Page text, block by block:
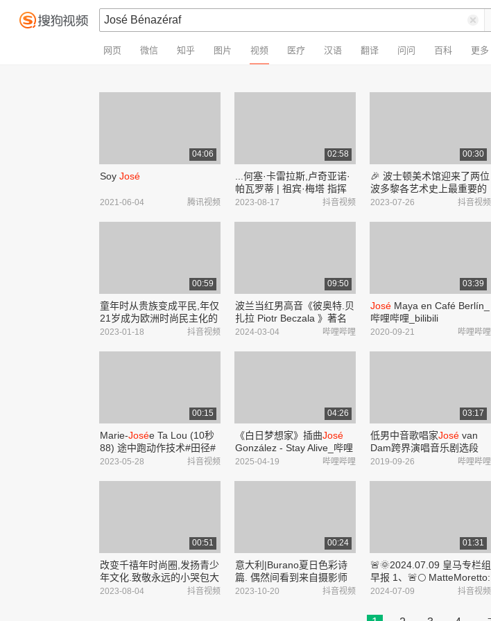
网页 微信 知乎 图片 视频 医疗 汉语 翻译 问问 百科 更多
04:06
Soy José
腾讯视频
2021-06-04
02:58
...何塞·卡雷拉斯,卢奇亚诺·
帕瓦罗蒂 | 祖宾·梅塔 指挥
洛杉矶爱乐交响乐团 | Verdi:
抖音视频
2023-08-17
00:30
🎉 波士顿美术馆迎来了两位
波多黎各艺术史上最重要的
画家之一,何塞·坎佩切(José
抖音视频
2023-07-26
00:59
童年时从贵族变成平民,年仅
21岁成为欧洲时尚民主化的
先驱,解析José
Eisenberg的
抖音视频
2023-01-18
09:50
波兰当红男高音《彼奥特.贝
扎拉 Piotr Beczala 》著名
阿根廷男高音《何塞·库拉
哔哩哔哩
2024-03-04
03:39
José Maya en Café Berlín_
哔哩哔哩_bilibili
哔哩哔哩
2020-09-21
00:15
Marie-Josée Ta Lou (10秒
88) 途中跑动作技术#田径#
田径训练#短跑#途中跑#体
抖音视频
2023-05-28
04:26
《白日梦想家》插曲José
González - Stay Alive_哔哩
哔哩_bilibili
哔哩哔哩
2025-04-19
03:17
低男中音歌唱家José van
Dam跨界演唱音乐剧选段
《the impossible dream》
哔哩哔哩
2019-09-26
00:51
改变千禧年时尚圈,发扬青少
年文化.致敬永远的小哭包大
师—RafSimons# simons
抖音视频
2023-08-04
00:24
意大利|Burano夏日色彩诗
篇. 偶然间看到来自摄影师
Joe Howard在Burano 拍摄
抖音视频
2023-10-20
01:31
🚨🌞2024.07.09 皇马专栏组
早报 1、🚨🌕 MatteMoretto:
皇家马德里已经加快与里尔
José
抖音视频
2024-07-09